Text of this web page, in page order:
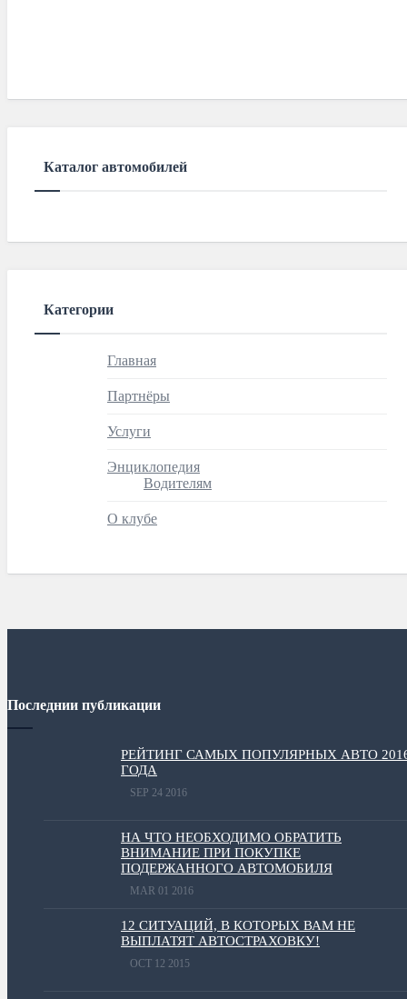
Каталог автомобилей
Категории
Главная
Партнёры
Услуги
Энциклопедия
Водителям
О клубе
Последнии публикации
РЕЙТИНГ САМЫХ ПОПУЛЯРНЫХ АВТО
ГОДА
SEP 24 2016
НА ЧТО НЕОБХОДИМО ОБРАТИТЬ
ВНИМАНИЕ ПРИ ПОКУПКЕ
ПОДЕРЖАННОГО АВТОМОБИЛЯ
MAR 01 2016
12 СИТУАЦИЙ, В КОТОРЫХ ВАМ НЕ
ВЫПЛАТЯТ АВТОСТРАХОВКУ!
OCT 12 2015